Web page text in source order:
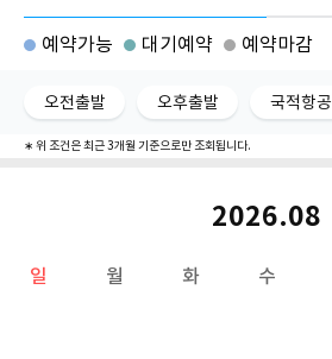
예약가능 대기예약 예약마감
오전출발 오후출발 국적항공
∗ 위 조건은 최근 3개월 기준으로만 조회됩니다.
2026.08
일 월 화 수